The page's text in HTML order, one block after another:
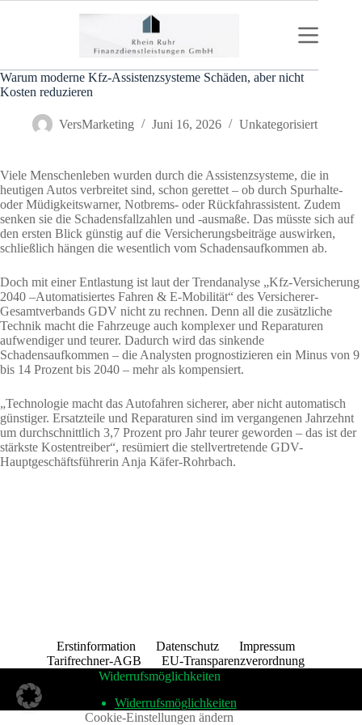
Warum moderne Kfz-Assistenzsysteme Schäden, aber nicht
Kosten reduzieren
VersMarketing Juni 16, 2026 Unkategorisiert
Viele Menschenleben wurden durch die Assistenzsysteme, die in
heutigen Autos verbreitet sind, schon gerettet – ob durch Spurhalte-
oder Müdigkeitswarner, Notbrems- oder Rückfahrassistent. Zudem
senken sie die Schadensfallzahlen und -ausmaße. Das müsste sich auf
den ersten Blick günstig auf die Versicherungsbeiträge auswirken,
schließlich hängen die wesentlich vom Schadensaufkommen ab.
Doch mit einer Entlastung ist laut der Trendanalyse „Kfz-Versicherung
2040 –Automatisiertes Fahren & E-Mobilität“ des Versicherer-
Gesamtverbands GDV nicht zu rechnen. Denn all die zusätzliche
Technik macht die Fahrzeuge auch komplexer und Reparaturen
aufwendiger und teurer. Dadurch wird das sinkende
Schadensaufkommen – die Analysten prognostizieren ein Minus von 9
bis 14 Prozent bis 2040 – mehr als kompensiert.
„Technologie macht das Autofahren sicherer, aber nicht automatisch
günstiger. Ersatzteile und Reparaturen sind im vergangenen Jahrzehnt
um durchschnittlich 3,7 Prozent pro Jahr teurer geworden – das ist der
stärkste Kostentreiber“, resümiert die stellvertretende GDV-
Hauptgeschäftsführerin Anja Käfer-Rohrbach.
Erstinformation Datenschutz
Impressum
Tarifrechner-AGB
EU-Transparenzverordnung
Widerrufsmöglichkeiten
Widerrufsmöglichkeiten
Cookie-Einstellungen ändern